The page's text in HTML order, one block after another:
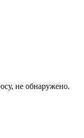
не обнаружено.